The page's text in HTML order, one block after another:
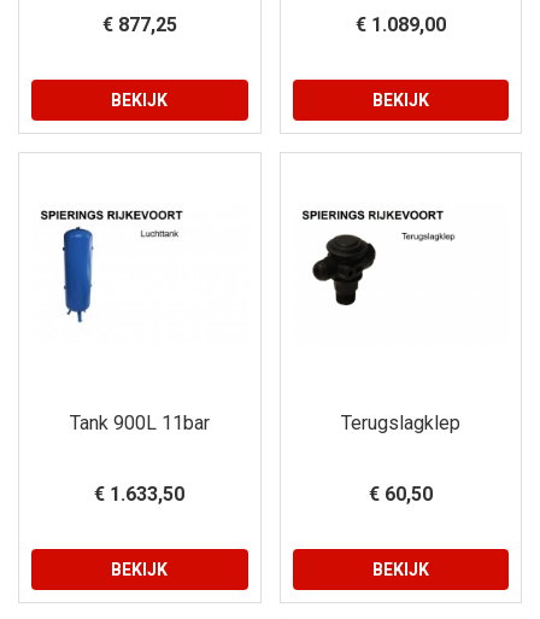
€ 877,25
BEKIJK
€ 1.089,00
BEKIJK
Tank 900L 11bar
€ 1.633,50
BEKIJK
Terugslagklep
€ 60,50
BEKIJK